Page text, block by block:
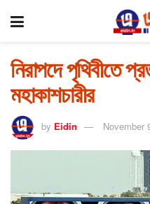
নিরাপদে পৃথিবীতে
মহাকাশচারীর
by Eidin November